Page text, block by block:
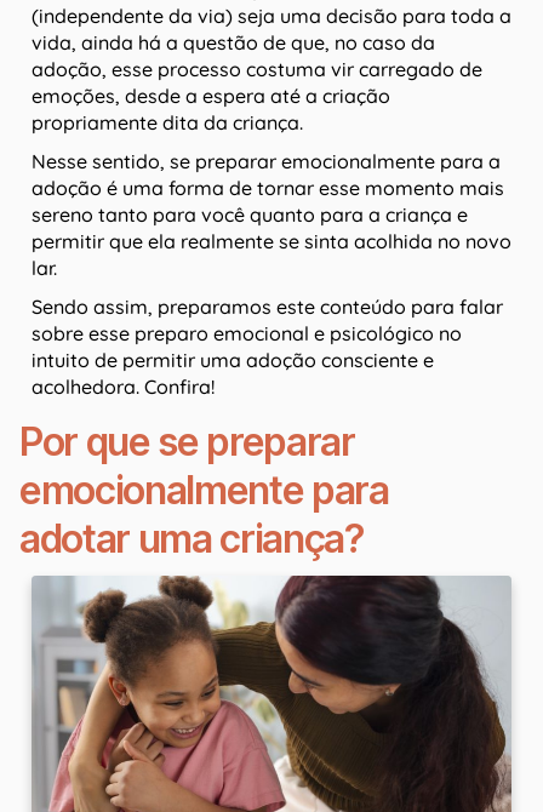
(independente da via) seja uma decisão para toda a
vida, ainda há a questão de que, no caso da
adoção, esse processo costuma vir carregado de
emoções, desde a espera até a criação
propriamente dita da criança.
Nesse sentido, se preparar emocionalmente para a
adoção é uma forma de tornar esse momento mais
sereno tanto para você quanto para a criança e
permitir que ela realmente se sinta acolhida no novo
lar.
Sendo assim, preparamos este conteúdo para falar
sobre esse preparo emocional e psicológico no
intuito de permitir uma adoção consciente e
acolhedora. Confira!
Por que se preparar
emocionalmente para
adotar uma criança?